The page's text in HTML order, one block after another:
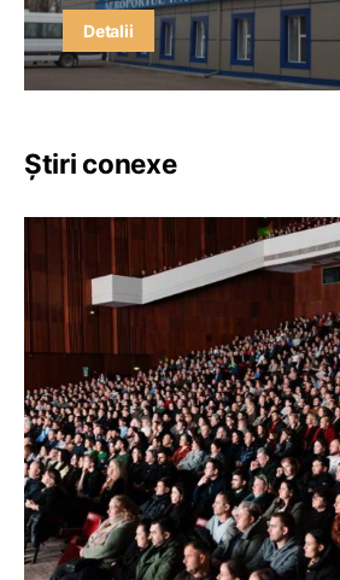
Detalii
Știri conexe